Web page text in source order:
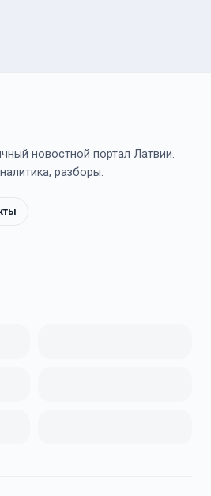
новостной портал Латвии.
разборы.